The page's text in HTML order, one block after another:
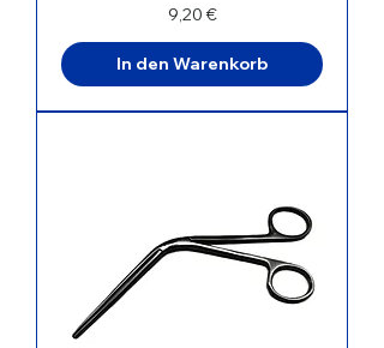
Preis
9,20 €
In den Warenkorb